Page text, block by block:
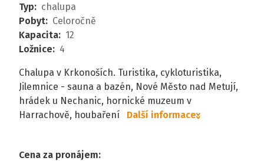
Typ: chalupa
Pobyt: Celoročně
Kapacita: 12
Ložnice: 4
Chalupa v Krkonoších. Turistika, cykloturistika,
Jilemnice - sauna a bazén, Nové Město nad Metují,
hrádek u Nechanic, hornické muzeum v
Harrachově, houbaření
Další informace
Cena za pronájem: